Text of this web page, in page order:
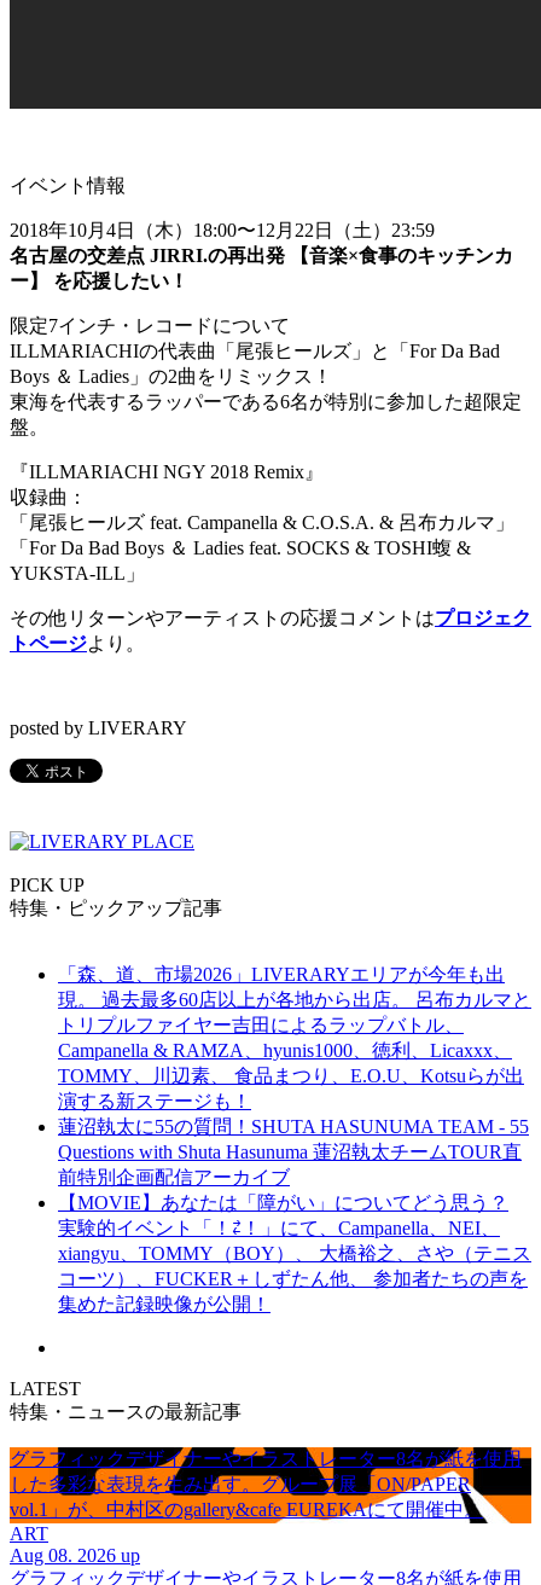
イベント情報
2018年10月4日（木）18:00〜12月22日（土）23:59
名古屋の交差点 JIRRI.の再出発 【音楽×食事のキッチンカ
ー】 を応援したい！
限定7インチ・レコードについて
ILLMARIACHIの代表曲「尾張ヒールズ」と「For Da Bad
Boys ＆ Ladies」の2曲をリミックス！
東海を代表するラッパーである6名が特別に参加した超限定
盤。
『ILLMARIACHI NGY 2018 Remix』
収録曲：
「尾張ヒールズ feat. Campanella & C.O.S.A. & 呂布カルマ」
「For Da Bad Boys ＆ Ladies feat. SOCKS & TOSHI蝮 &
YUKSTA-ILL」
その他リターンやアーティストの応援コメントはプロジェク
トページより。
posted by LIVERARY
PICK UP
特集・ピックアップ記事
「森、道、市場2026」LIVERARYエリアが今年も出
現。 過去最多60店以上が各地から出店。 呂布カルマと
トリプルファイヤー吉田によるラップバトル、
Campanella & RAMZA、hyunis1000、徳利、Licaxxx、
TOMMY、川辺素、 食品まつり、E.O.U、Kotsuらが出
演する新ステージも！
蓮沼執太に55の質問！SHUTA HASUNUMA TEAM - 55
Questions with Shuta Hasunuma 蓮沼執太チームTOUR直
前特別企画配信アーカイブ
【MOVIE】あなたは「障がい」についてどう思う？
実験的イベント「！⇄！」にて、Campanella、NEI、
xiangyu、TOMMY（BOY）、 大橋裕之、さや（テニス
コーツ）、FUCKER＋しずたん他、 参加者たちの声を
集めた記録映像が公開！
LATEST
特集・ニュースの最新記事
グラフィックデザイナーやイラストレーター8名が紙を使用
した多彩な表現を生み出す。グループ展「ON/PAPER
vol.1」が、中村区のgallery&cafe EUREKAにて開催中。
ART
Aug 08. 2026 up
グラフィックデザイナーやイラストレーター8名が紙を使用